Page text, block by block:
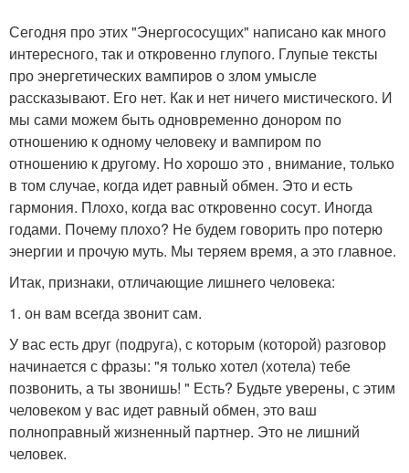
Сегодня про этих "Энергососущих" написано как много
интересного, так и откровенно глупого. Глупые тексты
про энергетических вампиров о злом умысле
рассказывают. Его нет. Как и нет ничего мистического. И
мы сами можем быть одновременно донором по
отношению к одному человеку и вампиром по
отношению к другому. Но хорошо это , внимание, только
в том случае, когда идет равный обмен. Это и есть
гармония. Плохо, когда вас откровенно сосут. Иногда
годами. Почему плохо? Не будем говорить про потерю
энергии и прочую муть. Мы теряем время, а это главное.
Итак, признаки, отличающие лишнего человека:
1. он вам всегда звонит сам.
У вас есть друг (подруга), с которым (которой) разговор
начинается с фразы: "я только хотел (хотела) тебе
позвонить, а ты звонишь! " Есть? Будьте уверены, с этим
человеком у вас идет равный обмен, это ваш
полноправный жизненный партнер. Это не лишний
человек.